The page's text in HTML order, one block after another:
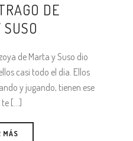
DE
de Marta y Suso dio
casi todo el día. Ellos
y jugando, tienen ese
[...]
MÁS